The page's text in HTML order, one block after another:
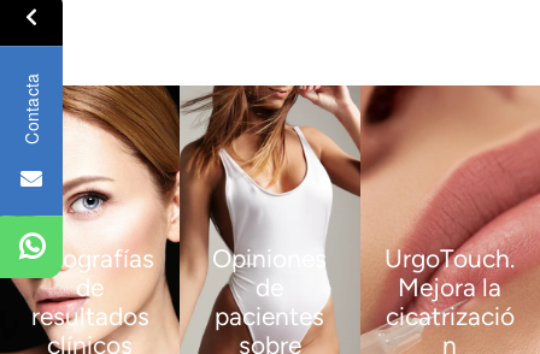
Contacta
Fotografías
de
resultados
clínicos
Opiniones
de
pacientes
sobre
UrgoTouch.
Mejora la
cicatrizació
n